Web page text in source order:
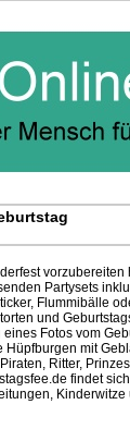
vorzubereiten
Partysets
Flummibälle
und
Fotos vom
mit
Ritter,
findet